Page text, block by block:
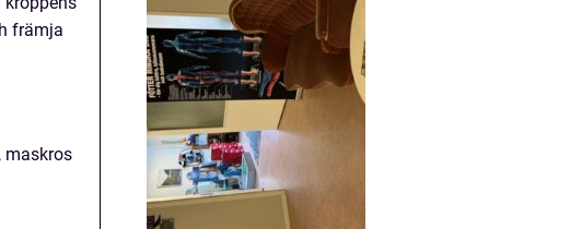
främja
maskros